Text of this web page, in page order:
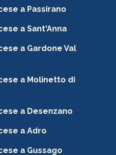
a Passirano
a Sant'Anna
a Gardone Val
a Molinetto di
a Desenzano
a Adro
a Gussago